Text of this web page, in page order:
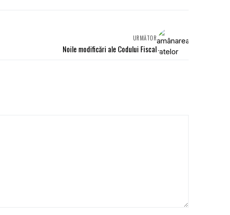
URMĂTOR
Noile modificări ale Codului Fiscal